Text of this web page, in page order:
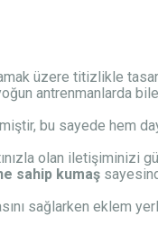
üzere titizlikle
antrenmanlarda
bu sayede hem
olan iletişiminizi
sahip kumaş
sağlarken eklem